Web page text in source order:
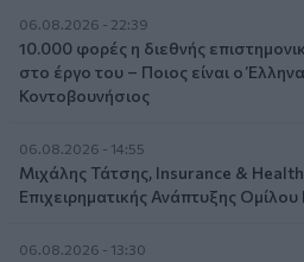
06.08.2026 - 22:39
10.000 φορές η διεθνής
στο έργο του – Ποιος είναι ο
Κοντοβουνήσιος
06.08.2026 - 14:55
Μιχάλης Τάτσης, Insurance &
Επιχειρηματικής Ανάπτυξης Ομίλου
06.08.2026 - 13:30